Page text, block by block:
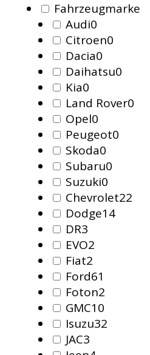
Fahrzeugmarke
Audi0
Citroen0
Dacia0
Daihatsu0
Kia0
Land Rover0
Opel0
Peugeot0
Skoda0
Subaru0
Suzuki0
Chevrolet22
Dodge14
DR3
EVO2
Fiat2
Ford61
Foton2
GMC10
Isuzu32
JAC3